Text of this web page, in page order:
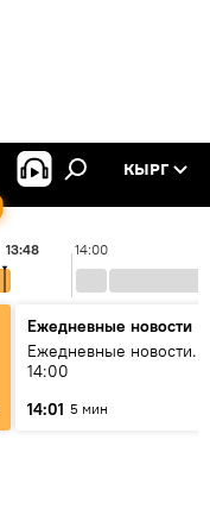
КЫРГ
14:00
13:48
Ежедневные новости
Ежедневные новости.
14:00
14:01 5 мин